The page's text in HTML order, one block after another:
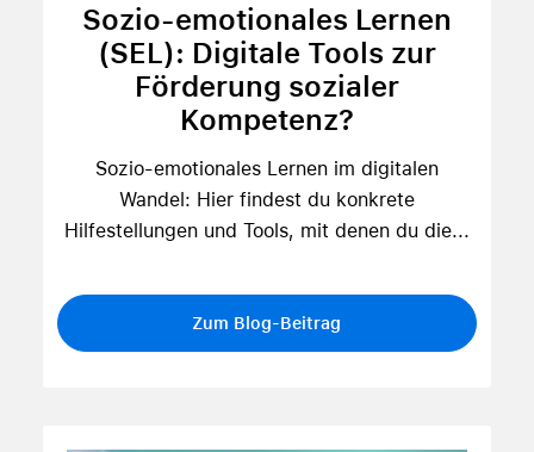
Sozio-emotionales Lernen
(SEL): Digitale Tools zur
Förderung sozialer
Kompetenz?
Sozio-emotionales Lernen im digitalen
Wandel: Hier findest du konkrete
Hilfestellungen und Tools, mit denen du die...
Zum Blog-Beitrag